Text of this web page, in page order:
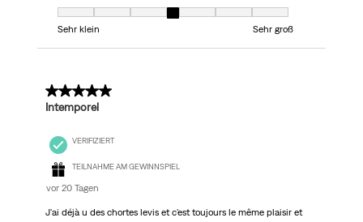
Passform, 4 von 7, wobei 1 gleich Sehr klein ist und 7 gleich Sehr groß
Sehr klein
Sehr groß
5 von 5 Sternen.
Intemporel
VERIFIZIERT
TEILNAHME AM GEWINNSPIEL
vor 20 Tagen
J'ai déjà u des chortes levis et c'est toujours le même plaisir et